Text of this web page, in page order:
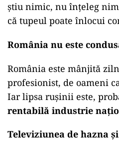
știu nimic, nu înțeleg
că tupeul poate înlocui
România nu este
România este mânjită
profesionist, de oameni
Iar lipsa rușinii este,
rentabilă industrie
Televiziunea de hazna